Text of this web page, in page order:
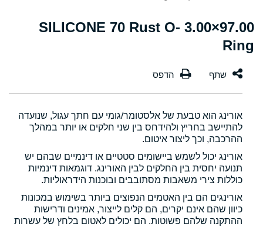
97.00×3.00 SILICONE 70 Rust O-
Ring
אורינג הוא טבעת של אלסטומר/גומי עם חתך עגול, שנועדה
להתיישב בחריץ ולהידחס בין שני חלקים או יותר במהלך
ההרכבה, וכך ליצור איטום.
אורינג יכול לשמש ביישומים סטטיים או דינמיים שבהם יש
תנועה יחסית בין החלקים לבין האורינג. דוגמאות דינמיות
כוללות צירי משאבות מסתובבים ובוכנות הידראוליות.
אורינגים הם בין האטמים הנפוצים ביותר בשימוש במכונות
כיוון שהם אינם יקרים, הם קלים לייצור, אמינים ודרישות
ההתקנה שלהם פשוטות. הם יכולים לאטום בלחץ של עשרות